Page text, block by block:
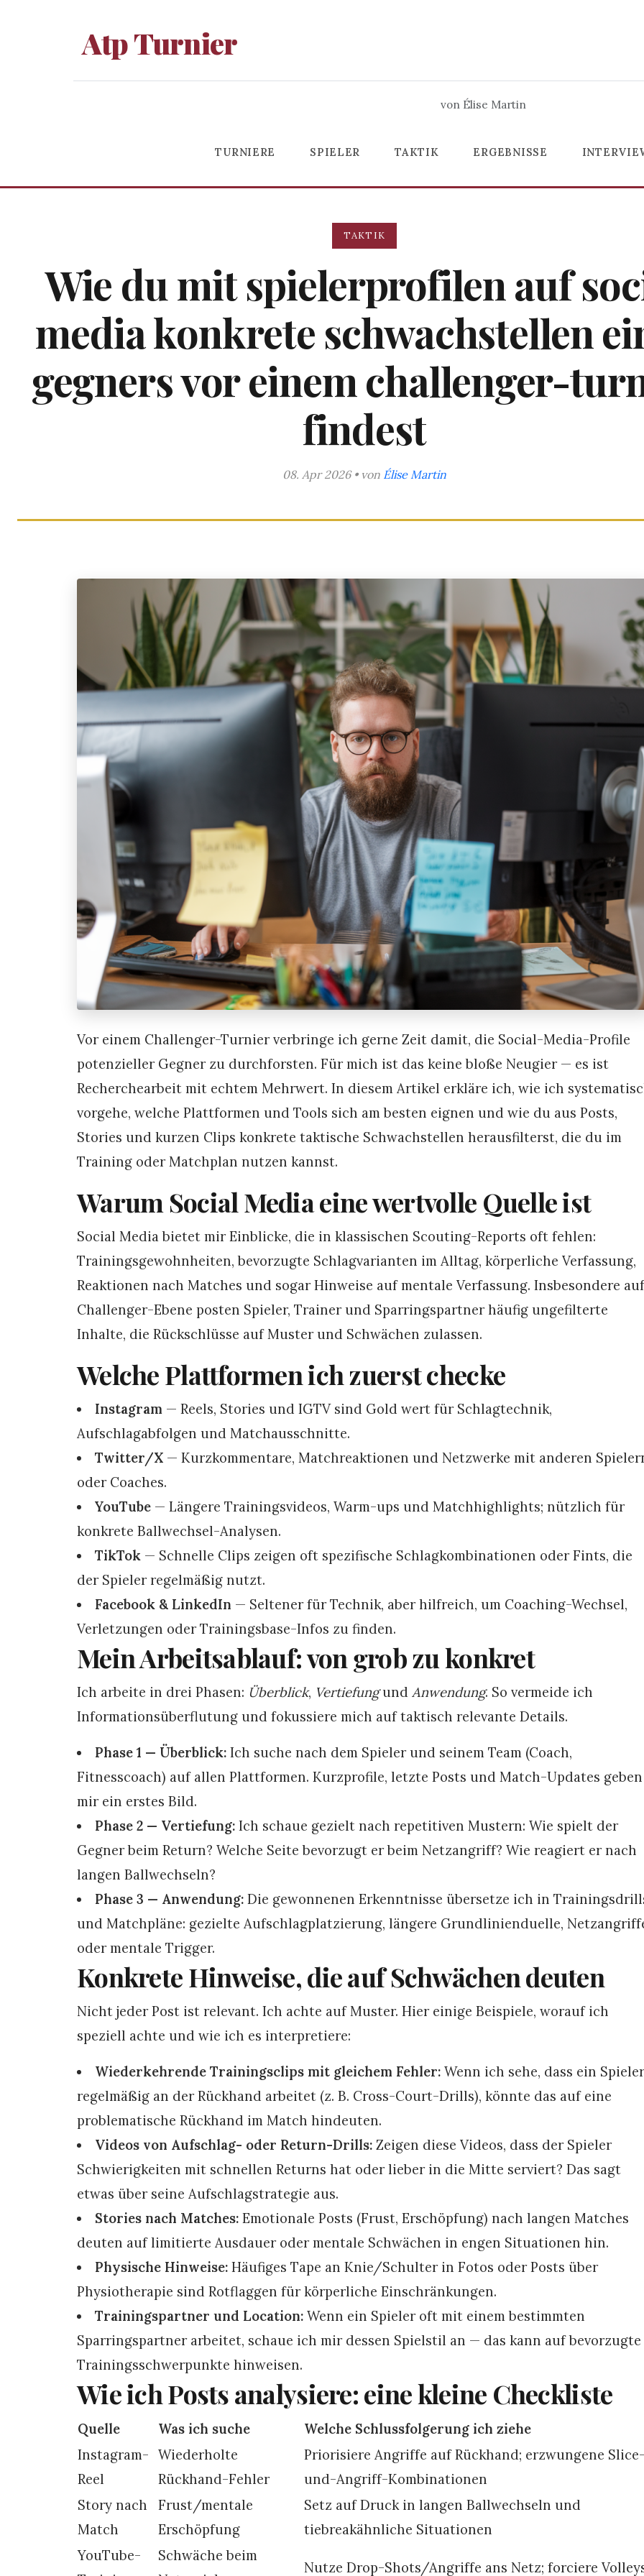
Atp Turnier
von Élise Martin
TURNIERE SPIELER TAKTIK ERGEBNISSE
TAKTIK
Wie du mit spielerprofilen auf
media konkrete schwachstellen
gegners vor einem challenger-
findest
08. Apr 2026 • von Élise Martin
Vor einem Challenger-Turnier verbringe ich gerne Zeit damit, die Social-Media-Profile
potenzieller Gegner zu durchforsten. Für mich ist das keine bloße Neugier — es ist
Recherchearbeit mit echtem Mehrwert. In diesem Artikel erkläre ich, wie ich
vorgehe, welche Plattformen und Tools sich am besten eignen und wie du aus Posts,
Stories und kurzen Clips konkrete taktische Schwachstellen herausfilterst, die du im
Training oder Matchplan nutzen kannst.
Warum Social Media eine wertvolle Quelle ist
Social Media bietet mir Einblicke, die in klassischen Scouting-Reports oft fehlen:
Trainingsgewohnheiten, bevorzugte Schlagvarianten im Alltag, körperliche Verfassung,
Reaktionen nach Matches und sogar Hinweise auf mentale Verfassung. Insbesondere auf
Challenger-Ebene posten Spieler, Trainer und Sparringspartner häufig ungefilterte
Inhalte, die Rückschlüsse auf Muster und Schwächen zulassen.
Welche Plattformen ich zuerst checke
Instagram — Reels, Stories und IGTV sind Gold wert für Schlagtechnik,
Aufschlagabfolgen und Matchausschnitte.
Twitter/X — Kurzkommentare, Matchreaktionen und Netzwerke mit anderen
oder Coaches.
YouTube — Längere Trainingsvideos, Warm-ups und Matchhighlights; nützlich für
konkrete Ballwechsel-Analysen.
TikTok — Schnelle Clips zeigen oft spezifische Schlagkombinationen oder Fints, die
der Spieler regelmäßig nutzt.
Facebook & LinkedIn — Seltener für Technik, aber hilfreich, um Coaching-Wechsel,
Verletzungen oder Trainingsbase-Infos zu finden.
Mein Arbeitsablauf: von grob zu konkret
Ich arbeite in drei Phasen: Überblick, Vertiefungund Anwendung. So vermeide ich
Informationsüberflutung und fokussiere mich auf taktisch relevante Details.
Phase 1 — Überblick: Ich suche nach dem Spieler und seinem Team (Coach,
Fitnesscoach) auf allen Plattformen. Kurzprofile, letzte Posts und Match-Updates geben
mir ein erstes Bild.
Phase 2 — Vertiefung: Ich schaue gezielt nach repetitiven Mustern: Wie spielt der
Gegner beim Return? Welche Seite bevorzugt er beim Netzangriff? Wie reagiert er nach
langen Ballwechseln?
Phase 3 — Anwendung: Die gewonnenen Erkenntnisse übersetze ich in
und Matchpläne: gezielte Aufschlagplatzierung, längere Grundlinienduelle,
oder mentale Trigger.
Konkrete Hinweise, die auf Schwächen deuten
Nicht jeder Post ist relevant. Ich achte auf Muster. Hier einige Beispiele, worauf ich
speziell achte und wie ich es interpretiere:
Wiederkehrende Trainingsclips mit gleichem Fehler: Wenn ich sehe, dass ein
regelmäßig an der Rückhand arbeitet (z. B. Cross-Court-Drills), könnte das auf eine
problematische Rückhand im Match hindeuten.
Videos von Aufschlag- oder Return-Drills: Zeigen diese Videos, dass der Spieler
Schwierigkeiten mit schnellen Returns hat oder lieber in die Mitte serviert? Das sagt
etwas über seine Aufschlagstrategie aus.
Stories nach Matches: Emotionale Posts (Frust, Erschöpfung) nach langen Matches
deuten auf limitierte Ausdauer oder mentale Schwächen in engen Situationen hin.
Physische Hinweise: Häufiges Tape an Knie/Schulter in Fotos oder Posts über
Physiotherapie sind Rotflaggen für körperliche Einschränkungen.
Trainingspartner und Location: Wenn ein Spieler oft mit einem bestimmten
Sparringspartner arbeitet, schaue ich mir dessen Spielstil an — das kann auf bevorzugte
Trainingsschwerpunkte hinweisen.
Wie ich Posts analysiere: eine kleine Checkliste
Quelle Was ich suche
Welche Schlussfolgerung ich ziehe
Instagram-
Reel
Wiederholte
Rückhand-Fehler
Priorisiere Angriffe auf Rückhand; erzwungene
und-Angriff-Kombinationen
Story nach
Match
Frust/mentale
Erschöpfung
Setz auf Druck in langen Ballwechseln und
tiebreakähnliche Situationen
YouTube-
Schwäche beim
Nutze Drop-Shots/Angriffe ans Netz; forciere